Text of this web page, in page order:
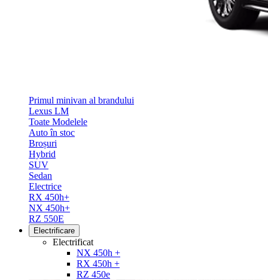
Primul minivan al brandului
Lexus LM
Toate Modelele
Auto în stoc
Broșuri
Hybrid
SUV
Sedan
Electrice
RX 450h+
NX 450h+
RZ 550E
Electrificare
Electrificat
NX 450h +
RX 450h +
RZ 450e